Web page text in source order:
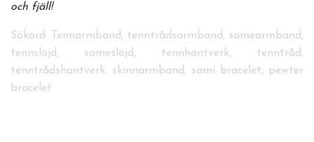
och fjäll!
Sökord: Tennarmband, tenntrådsarmband, samearmband,
tennslöjd, sameslöjd, tennhantverk, tenntråd,
tenntrådshantverk, skinnarmband, sami bracelet, pewter
bracelet